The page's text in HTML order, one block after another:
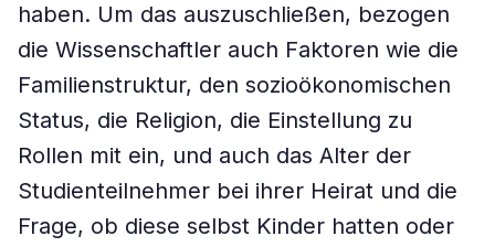
haben. Um das auszuschließen, bezogen
die Wissenschaftler auch Faktoren wie die
Familienstruktur, den sozioökonomischen
Status, die Religion, die Einstellung zu
Rollen mit ein, und auch das Alter der
Studienteilnehmer bei ihrer Heirat und die
Frage, ob diese selbst Kinder hatten oder